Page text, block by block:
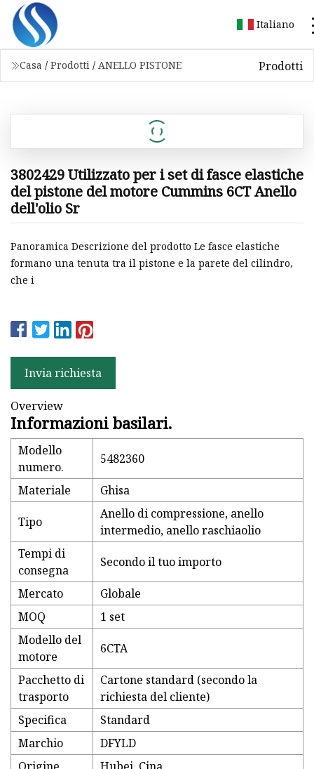
Italiano
Casa / Prodotti / ANELLO PISTONE Prodotti
3802429 Utilizzato per i set di fasce elastiche
del pistone del motore Cummins 6CT Anello
dell'olio Sr
Panoramica Descrizione del prodotto Le fasce elastiche
formano una tenuta tra il pistone e la parete del cilindro,
che i
Invia richiesta
Overview
Informazioni basilari.
Modello
numero.
5482360
Materiale Ghisa
Tipo
Anello di compressione, anello
intermedio, anello raschiaolio
Tempi di
consegna
Secondo il tuo importo
Mercato
Globale
MOQ
1 set
Modello del
motore
6CTA
Pacchetto di
trasporto
Cartone standard (secondo la
richiesta del cliente)
Specifica
Standard
Marchio
DFYLD